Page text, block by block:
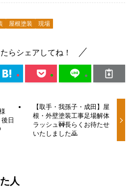
屋根塗装 現場
らシェアしてね！
日
【取手・我孫子・成田】屋
根・外壁塗装工事足場解体
ラッシュ🚧長らくお待たせ
いたしました🙇
人